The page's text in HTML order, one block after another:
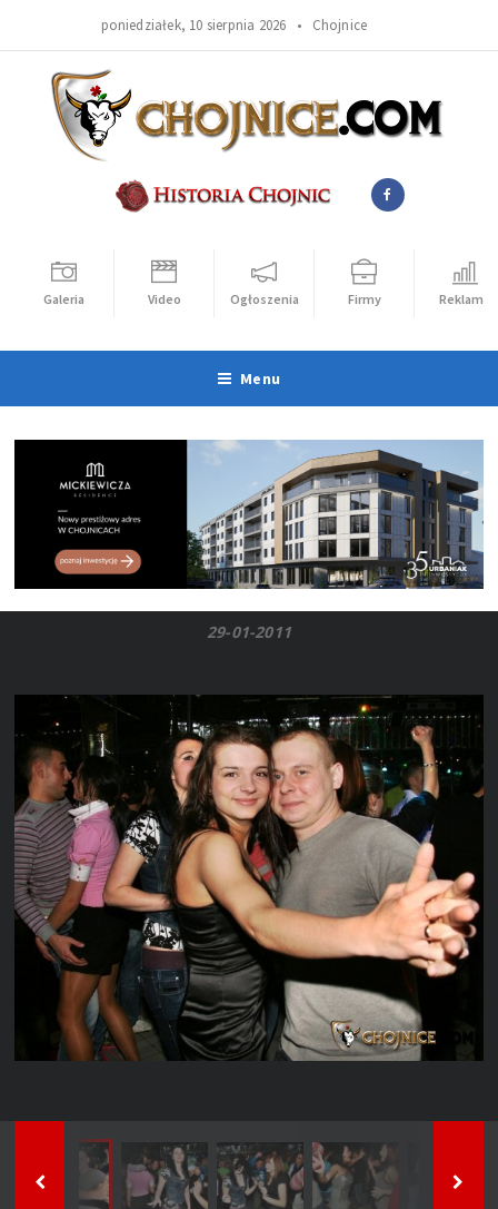
poniedziałek, 10 sierpnia 2026 • Chojnice
Galeria Video Ogłoszenia Firmy Reklama
Menu
29-01-2011